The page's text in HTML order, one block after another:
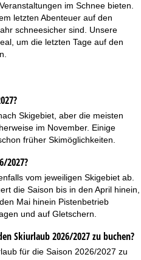
im Schnee bieten.
letzten Abenteuer auf den
schneesicher sind. Unsere
um die letzten Tage auf den
Skigebiet, aber die meisten
im November. Einige
früher Skimöglichkeiten.
2027?
vom jeweiligen Skigebiet ab.
die Saison bis in den April hinein,
Mai hinein Pistenbetrieb
und auf Gletschern.
Skiurlaub 2026/2027 zu buchen?
für die Saison 2026/2027 zu